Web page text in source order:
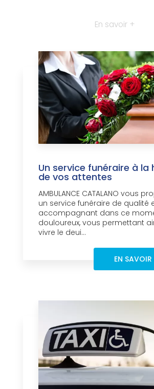
En savoir +
Un service funéraire à la
de vos attentes
AMBULANCE CATALANO vous
un service funéraire de qualité
accompagnant dans ce
douloureux, vous permettant
vivre le deui...
EN SAVOIR